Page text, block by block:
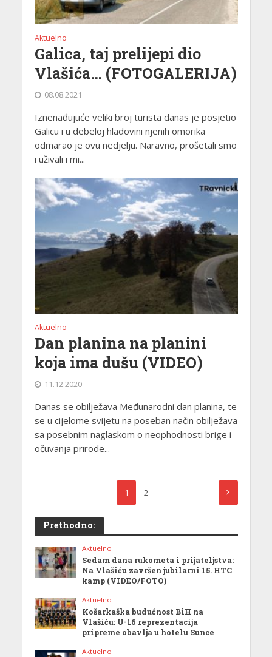
Aktuelno
Galica, taj prelijepi dio
Vlašića… (FOTOGALERIJA)
08.08.2021
Iznenađujuće veliki broj turista danas je posjetio
Galicu i u debeloj hladovini njenih omorika
odmarao je ovu nedjelju. Naravno, prošetali smo
i uživali i mi...
Aktuelno
Dan planina na planini
koja ima dušu (VIDEO)
11.12.2020
Danas se obilježava Međunarodni dan planina, te
se u cijelome svijetu na poseban način obilježava
sa posebnim naglaskom o neophodnosti brige i
očuvanja prirode...
1 2
Prethodno:
Aktuelno
Sedam dana rukometa i prijateljstva:
Na Vlašiću završen jubilarni 15. HTC
kamp (VIDEO/FOTO)
Aktuelno
Košarkaška budućnost BiH na
Vlašiću: U-16 reprezentacija
pripreme obavlja u hotelu Sunce
Aktuelno